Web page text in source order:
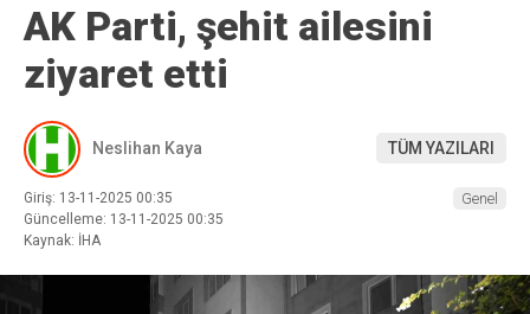
AK Parti, şehit ailesini
ziyaret etti
Neslihan Kaya TÜM YAZILARI
Giriş: 13-11-2025 00:35
Güncelleme: 13-11-2025 00:35
Kaynak: İHA
Genel